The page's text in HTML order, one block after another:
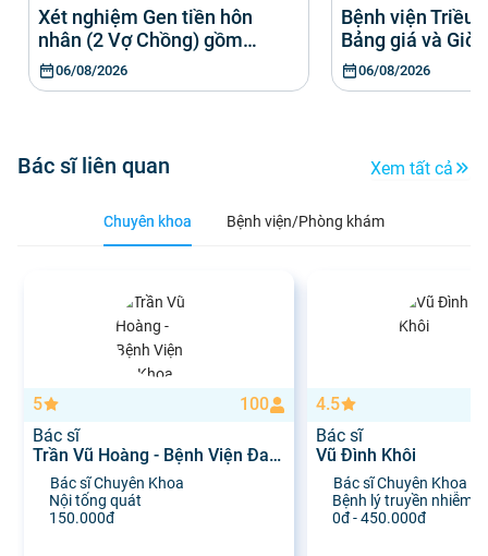
Xét nghiệm Gen tiền hôn
nhân (2 Vợ Chồng) gồm
những gì?
06/08/2026
Bệnh viện Triều
Bảng giá và Giờ
06/08/2026
Bác sĩ liên quan Xem tất cả
Chuyên khoa Bệnh viện/Phòng khám
5
100
Bác sĩ
Trần Vũ Hoàng - Bệnh Viện Đa
Khoa Khánh Hòa
Bác sĩ Chuyên Khoa
Nội tổng quát
150.000đ
4.5
Bác sĩ
Vũ Đình Khôi
Bác sĩ Chuyên Khoa
Bệnh lý truyền nhiễm
0đ - 450.000đ